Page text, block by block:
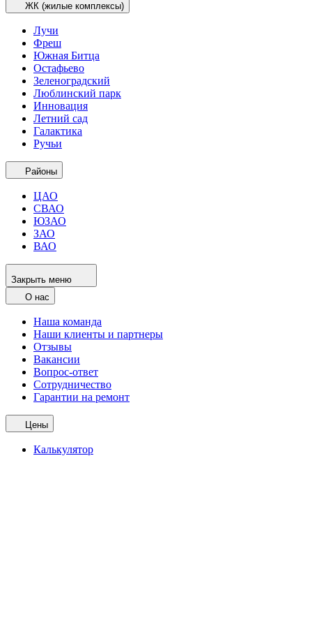
ЖК (жилые комплексы)
Лучи
Фреш
Южная Битца
Остафьево
Зеленоградский
Люблинский парк
Инновация
Летний сад
Галактика
Ручьи
Районы
ЦАО
СВАО
ЮЗАО
ЗАО
ВАО
Закрыть меню
О нас
Наша команда
Наши клиенты и партнеры
Отзывы
Вакансии
Вопрос-ответ
Сотрудничество
Гарантии на ремонт
Цены
Калькулятор